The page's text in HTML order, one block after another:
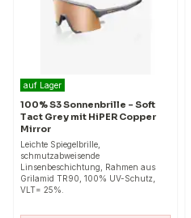
auf Lager
100% S3 Sonnenbrille – Soft
Tact Grey mit HiPER Copper
Mirror
Leichte Spiegelbrille,
schmutzabweisende
Linsenbeschichtung, Rahmen aus
Grilamid TR90, 100% UV-Schutz,
VLT= 25%.